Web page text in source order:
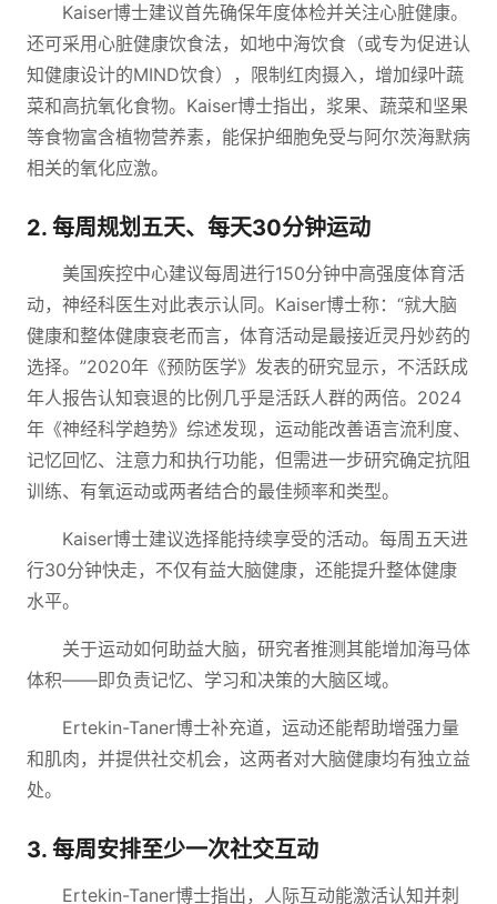
Kaiser博士建议首先确保年度体检并关注心脏健康。
还可采用心脏健康饮食法，如地中海饮食（或专为促进认
知健康设计的MIND饮食），限制红肉摄入，增加绿叶蔬
菜和高抗氧化食物。Kaiser博士指出，浆果、蔬菜和坚果
等食物富含植物营养素，能保护细胞免受与阿尔茨海默病
相关的氧化应激。
2. 每周规划五天、每天30分钟运动
美国疾控中心建议每周进行150分钟中高强度体育活
动，神经科医生对此表示认同。Kaiser博士称：“就大脑
健康和整体健康衰老而言，体育活动是最接近灵丹妙药的
选择。”2020年《预防医学》发表的研究显示，不活跃成
年人报告认知衰退的比例几乎是活跃人群的两倍。2024
年《神经科学趋势》综述发现，运动能改善语言流利度、
记忆回忆、注意力和执行功能，但需进一步研究确定抗阻
训练、有氧运动或两者结合的最佳频率和类型。
Kaiser博士建议选择能持续享受的活动。每周五天进
行30分钟快走，不仅有益大脑健康，还能提升整体健康
水平。
关于运动如何助益大脑，研究者推测其能增加海马体
体积——即负责记忆、学习和决策的大脑区域。
Ertekin-Taner博士补充道，运动还能帮助增强力量
和肌肉，并提供社交机会，这两者对大脑健康均有独立益
处。
3. 每周安排至少一次社交互动
Ertekin-Taner博士指出，人际互动能激活认知并刺